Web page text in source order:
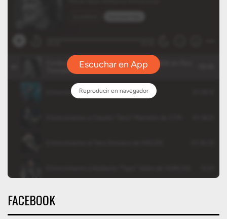
FACEBOOK